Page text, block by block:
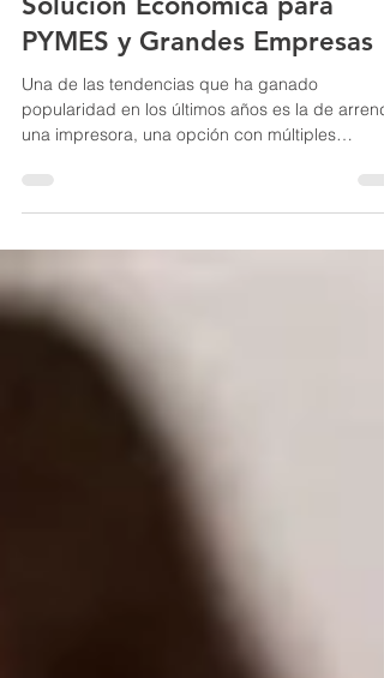
Arrendar Impresoras: La
Solución Económica para
PYMES y Grandes Empresas
Una de las tendencias que ha ganado
una impresora, una opción con múltiples
beneficios.